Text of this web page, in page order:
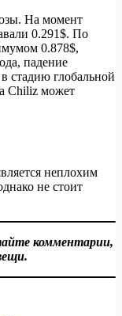
На момент
0.291$. По
0.878$,
падение
стадию глобальной
Chiliz может
неплохим
не стоит
комментарии,